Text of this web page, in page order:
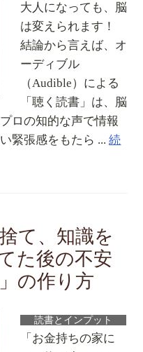
大人になっても、脳
は変えられます！
結論から言えば、オ
ーディブル
（Audible）による
「聴く読書」は、脳
ロの知的な声で情報
緊張感をもたら ...続
て、知識を
た後の不安
の作り方
読書とインプット
「お金持ちの家に